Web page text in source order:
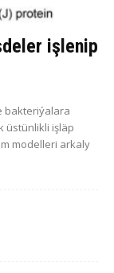
işlenip
bakteriýalara
üstünlikli işläp
modelleri arkaly